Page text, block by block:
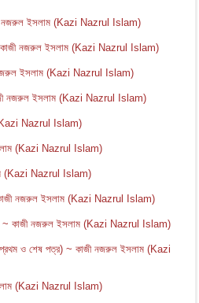
নজরুল ইসলাম (Kazi Nazrul Islam)
নজরুল ইসলাম (Kazi Nazrul Islam)
ইসলাম (Kazi Nazrul Islam)
নজরুল ইসলাম (Kazi Nazrul Islam)
Nazrul Islam)
(Kazi Nazrul Islam)
(Kazi Nazrul Islam)
নজরুল ইসলাম (Kazi Nazrul Islam)
~ কাজী নজরুল ইসলাম (Kazi Nazrul Islam)
প্রথম ও শেষ পত্র) ~ কাজী নজরুল ইসলাম (Kazi
(Kazi Nazrul Islam)